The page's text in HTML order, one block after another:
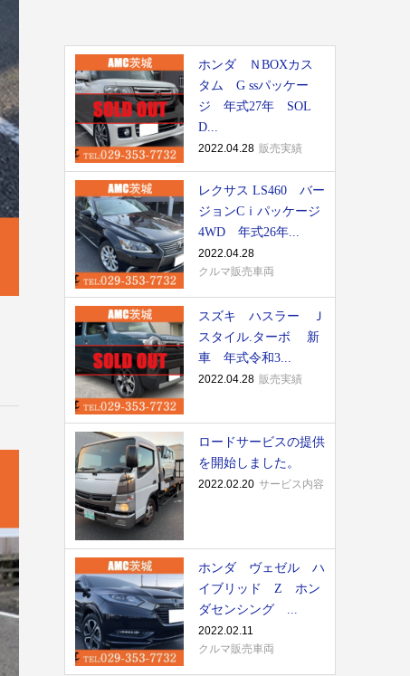
ホンダ ＮBOXカス
タム G ssパッケー
ジ 年式27年 SOL
D...
2022.04.28 販売実績
レクサス LS460 バー
ジョンCｉパッケージ
4WD 年式26年...
2022.04.28
クルマ販売車両
スズキ ハスラー Ｊ
スタイル.ターボ 新
車 年式令和3...
2022.04.28 販売実績
ロードサービスの提供
を開始しました。
2022.02.20 サービス内容
ホンダ ヴェゼル ハ
イブリッド Z ホン
ダセンシング ...
2022.02.11
クルマ販売車両